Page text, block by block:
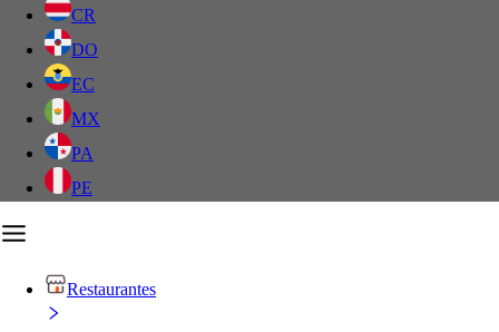
CR
DO
EC
MX
PA
PE
Restaurantes